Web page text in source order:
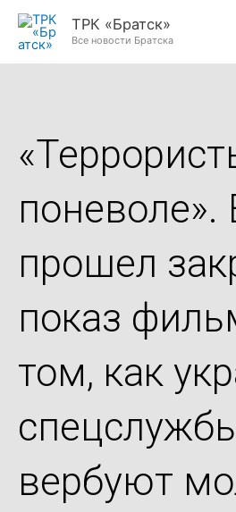
Перейти
ТРК «Братск»
Все новости Братска
прошел
показ
том, как
вербуют